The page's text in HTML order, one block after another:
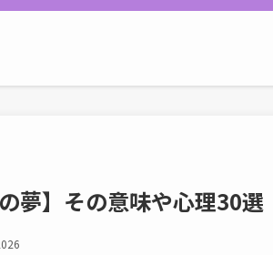
夢】その意味や心理30選